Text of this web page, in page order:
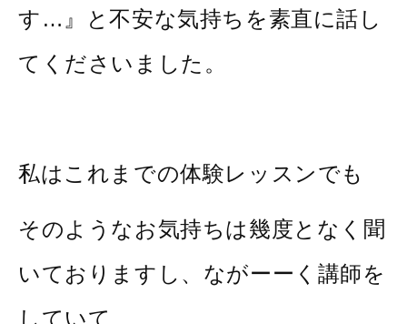
す…』と不安な気持ちを素直に話し
てくださいました。
私はこれまでの体験レッスンでも
そのようなお気持ちは幾度となく聞
いておりますし、ながーーく講師を
していて